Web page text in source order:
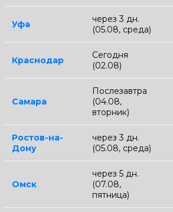
Уфа
через 3 дн.
(05.08, среда)
Краснодар
Сегодня
(02.08)
Самара
Послезавтра
(04.08,
вторник)
Ростов-на-
Дону
через 3 дн.
(05.08, среда)
Омск
через 5 дн.
(07.08,
пятница)